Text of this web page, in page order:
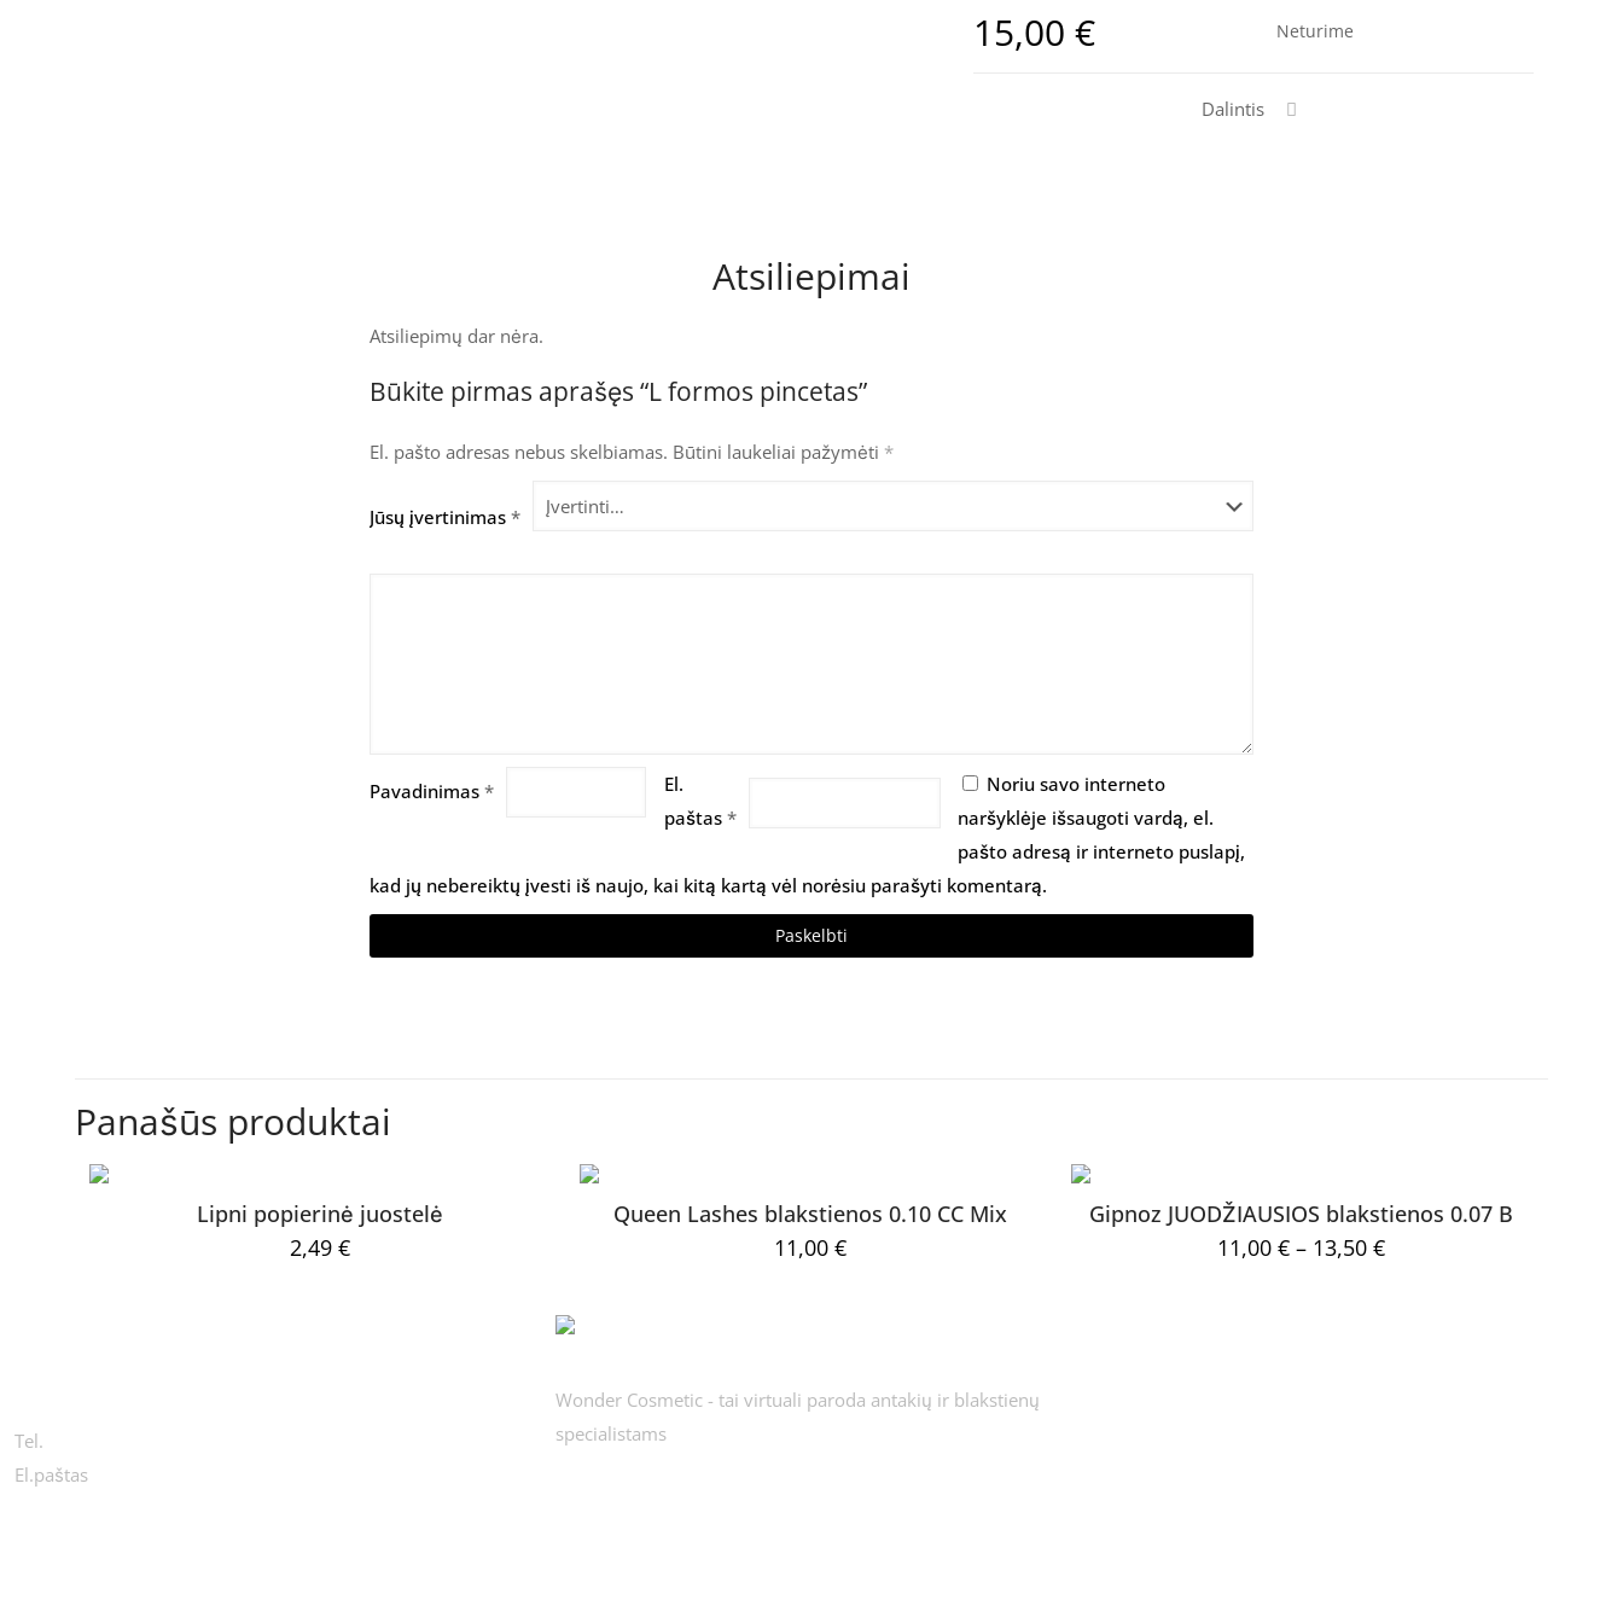
15,00 € Neturime
Dalintis
Atsiliepimai
Atsiliepimų dar nėra.
Būkite pirmas aprašęs “L formos pincetas”
El. pašto adresas nebus skelbiamas. Būtini laukeliai pažymėti *
Jūsų įvertinimas *
Pavadinimas *
El.
paštas *
Noriu savo interneto
naršyklėje išsaugoti vardą, el.
pašto adresą ir interneto puslapį,
kad jų nebereiktų įvesti iš naujo, kai kitą kartą vėl norėsiu parašyti komentarą.
Panašūs produktai
Lipni popierinė juostelė
2,49€
Queen Lashes blakstienos 0.10 CC Mix
11,00€
Gipnoz JUODŽIAUSIOS blakstienos 0.07 B
11,00€ – 13,50€Price
Tel.
El.paštas
Wonder Cosmetic - tai virtuali paroda antakių ir blakstienų
specialistams